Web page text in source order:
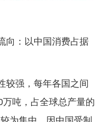
向：以中国消费占据
较强，每年各国之间
吨，占全球总产量的